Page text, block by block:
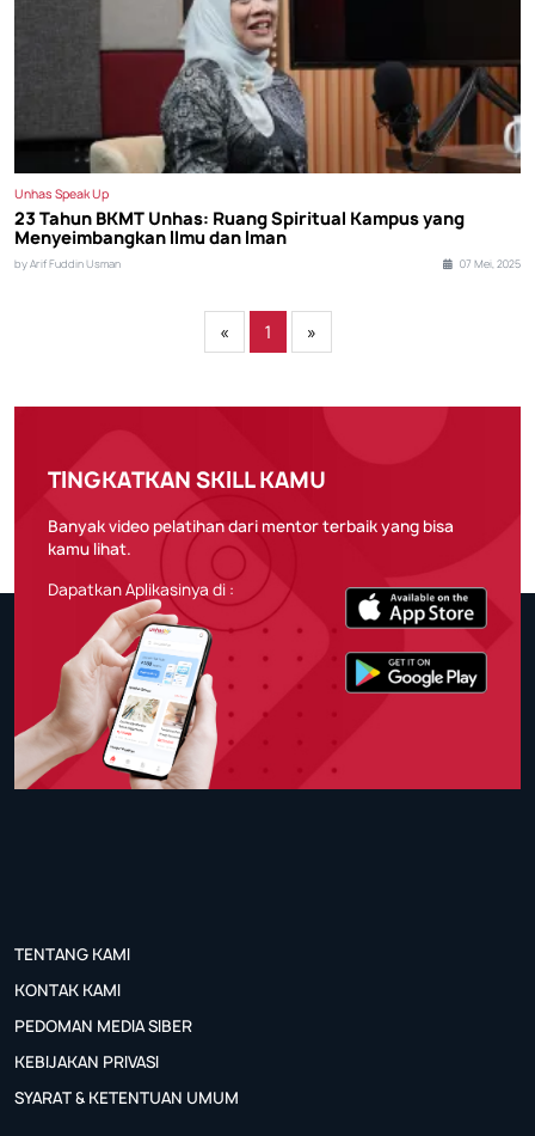
Unhas Speak Up
23 Tahun BKMT Unhas: Ruang Spiritual Kampus yang
Menyeimbangkan Ilmu dan Iman
by Arif Fuddin Usman 07 Mei, 2025
« 1 »
TINGKATKAN SKILL KAMU
Banyak video pelatihan dari mentor terbaik yang bisa
kamu lihat.
Dapatkan Aplikasinya di :
TENTANG KAMI
KONTAK KAMI
PEDOMAN MEDIA SIBER
KEBIJAKAN PRIVASI
SYARAT & KETENTUAN UMUM